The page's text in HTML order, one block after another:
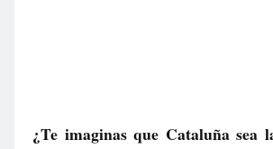
¿Te imaginas que Cataluña sea